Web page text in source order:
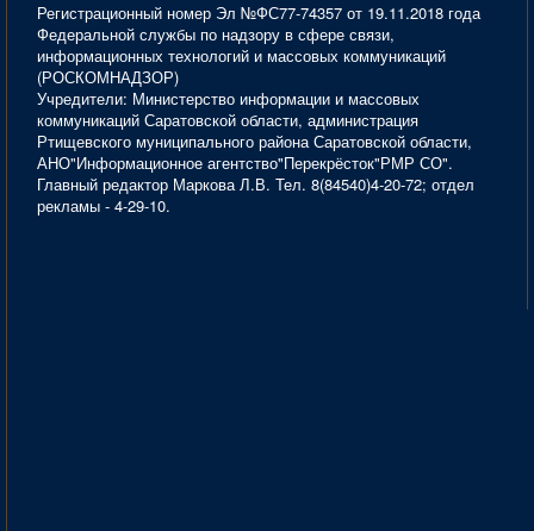
Регистрационный номер Эл №ФС77-74357 от 19.11.2018 года
Федеральной службы по надзору в сфере связи,
информационных технологий и массовых коммуникаций
(РОСКОМНАДЗОР)
Учредители: Министерство информации и массовых
коммуникаций Саратовской области, администрация
Ртищевского муниципального района Саратовской области,
АНО"Информационное агентство"Перекрёсток"РМР СО".
Главный редактор Маркова Л.В. Тел. 8(84540)4-20-72; отдел
рекламы - 4-29-10.